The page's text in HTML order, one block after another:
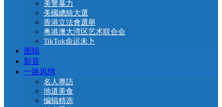
美警暴力
美國總統大選
香港立法會選舉
粤港澳大湾区艺术联合会
TikTok命运未卜
图辑
影音
一路风情
名人專訪
地道美食
编辑精选